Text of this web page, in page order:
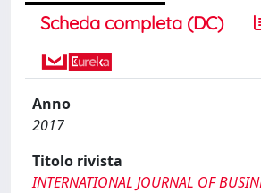
Scheda completa (DC)
Anno
2017
Titolo rivista
INTERNATIONAL JOURNAL OF